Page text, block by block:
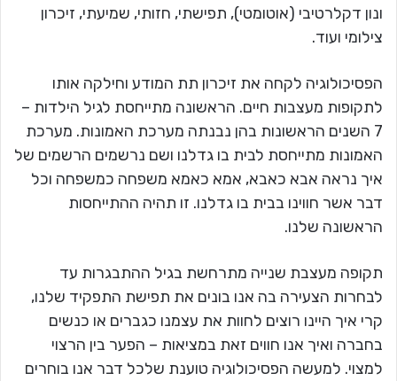
ונון דקלרטיבי (אוטומטי), תפישתי, חזותי, שמיעתי, זיכרון
צילומי ועוד.
הפסיכולוגיה לקחה את זיכרון תת המודע וחילקה אותו
לתקופות מעצבות חיים. הראשונה מתייחסת לגיל הילדות –
7 השנים הראשונות בהן נבנתה מערכת האמונות. מערכת
האמונות מתייחסת לבית בו גדלנו ושם נרשמים הרשמים של
איך נראה אבא כאבא, אמא כאמא משפחה כמשפחה וכל
דבר אשר חווינו בבית בו גדלנו. זו תהיה ההתייחסות
הראשונה שלנו.
תקופה מעצבת שנייה מתרחשת בגיל ההתבגרות עד
לבחרות הצעירה בה אנו בונים את תפישת התפקיד שלנו,
קרי איך היינו רוצים לחוות את עצמנו כגברים או כנשים
בחברה ואיך אנו חווים זאת במציאות – הפער בין הרצוי
למצוי. למעשה הפסיכולוגיה טוענת שלכל דבר אנו בוחרים